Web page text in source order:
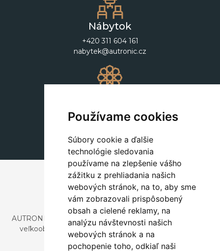
Používame cookies
Súbory cookie a ďalšie
technológie sledovania
používame na zlepšenie vášho
zážitku z prehliadania našich
webových stránok, na to, aby sme
vám zobrazovali prispôsobený
obsah a cielené reklamy, na
analýzu návštevnosti našich
webových stránok a na
pochopenie toho, odkiaľ naši
Nábytok
+420 311 604 161
nabytek@autronic.cz
+420 311 604 182
dekorace@autronic.cz
AUTRONIC, s.r.o. je spoločnosť zaoberajúca sa dovozom a
veľkoobchodným predajom dizajnového aj štýlového
nábytku a dekorácií.